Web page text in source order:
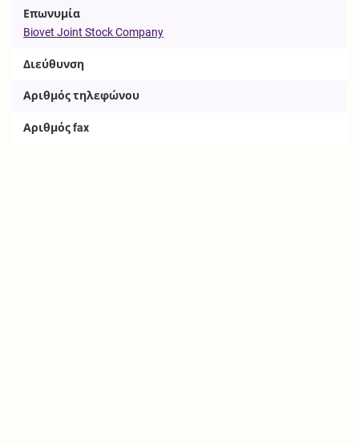
Επωνυμία
Biovet Joint Stock Company
Διεύθυνση
Αριθμός τηλεφώνου
Αριθμός fax